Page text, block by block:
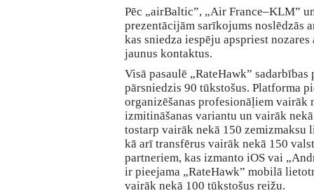
Pēc „airBaltic”, „Air France–KLM”
prezentācijām sarīkojums noslēdzās
kas sniedza iespēju apspriest
jaunus kontaktus.
Visā pasaulē „RateHawk”
pārsniedzis 90 tūkstošus. Platforma
organizēšanas profesionāļiem vairāk
izmitināšanas variantu un vairāk
tostarp vairāk nekā 150 zemizmaksu
kā arī transfērus vairāk nekā 150
partneriem, kas izmanto iOS vai
ir pieejama „RateHawk” mobilā
vairāk nekā 100 tūkstošus reižu.